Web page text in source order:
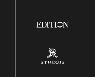
Ley de